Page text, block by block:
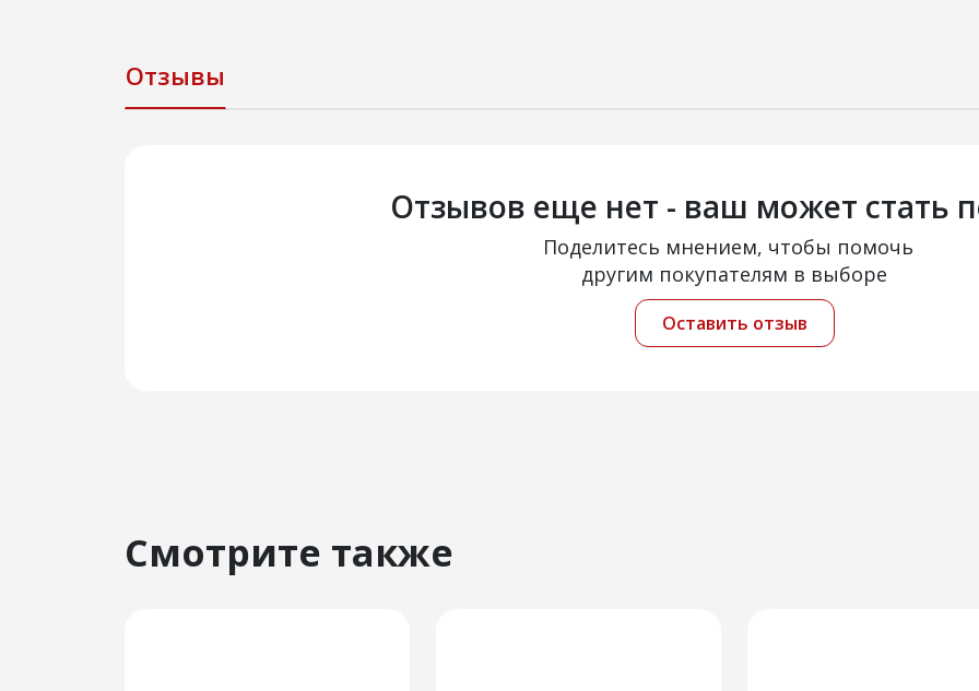
Отзывы
Отзывов еще нет - ваш может стать
Поделитесь мнением, чтобы помочь
другим покупателям в выборе
Оставить отзыв
Смотрите также